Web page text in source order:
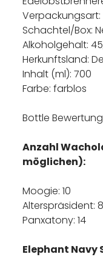
Verpackungsart:
Schachtel/Box:
Alkoholgehalt:
Herkunftsland:
Inhalt (ml): 700
Farbe: farblos
Bottle
Anzahl
möglichen):
Moogie: 10
Alterspräsident: 8
Panxatony: 14
Elephant Navy